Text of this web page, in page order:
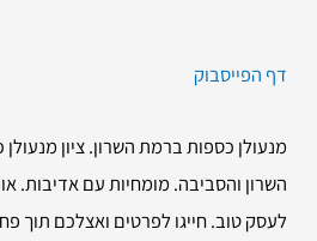
דף הפייסבוק
מנעולן כספות ברמת השרון. ציון
השרון והסביבה. מומחיות עם אדיבות.
לעסק טוב. חייגו לפרטים ואצלכם תוך